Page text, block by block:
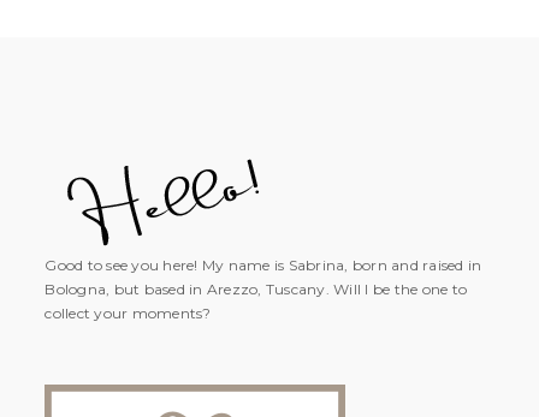
Good to see you here! My name is Sabrina, born and raised in
Bologna, but based in Arezzo, Tuscany. Will I be the one to
collect your moments?